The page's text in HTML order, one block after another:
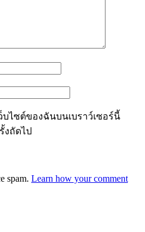
ไซต์ของฉันบนเบราว์เซอร์นี้
งถัดไป
spam. Learn how your comment